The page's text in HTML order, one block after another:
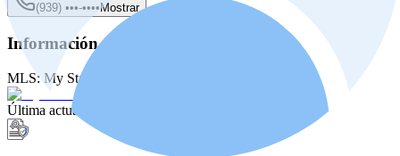
(939) •••-••••Mostrar
Información de la fuente
MLS:My State MLS
Última actualización